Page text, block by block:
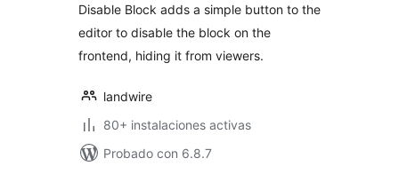
Disable Block adds a simple button to the
editor to disable the block on the
frontend, hiding it from viewers.
landwire
80+ instalaciones activas
Probado con 6.8.7